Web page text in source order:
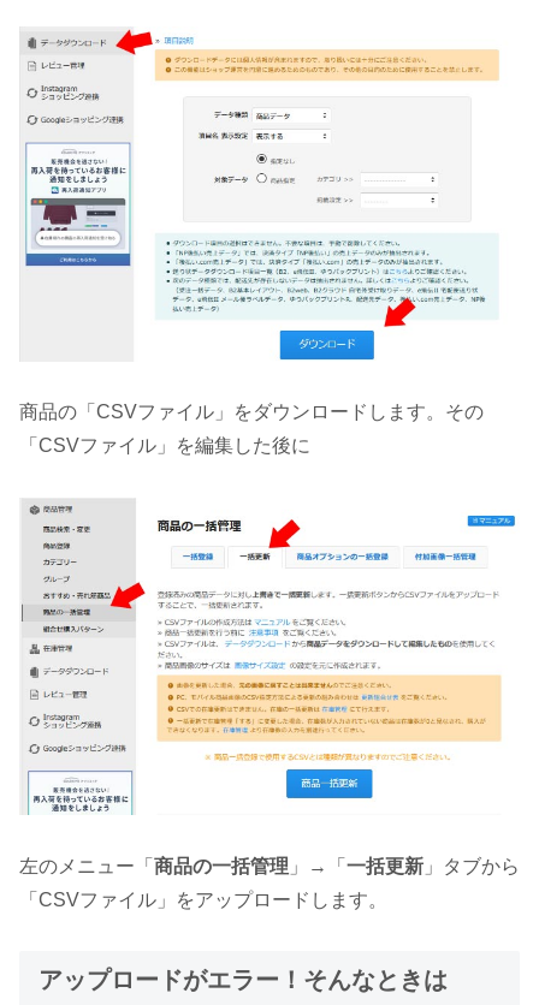
商品の「CSVファイル」をダウンロードします。その
「CSVファイル」を編集した後に
左のメニュー「 商品の一括管理 」→「 一括更新 」タブから
「CSVファイル」をアップロードします。
アップロードがエラー！そんなときは